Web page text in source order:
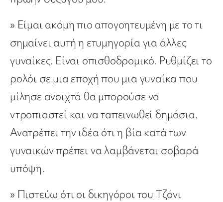
» Είμαι ακόμη πιο απογοητευμένη με το τι
σημαίνει αυτή η ετυμηγορία για άλλες
γυναίκες. Είναι οπισθοδρομικό. Ρυθμίζει το
ρολόι σε μια εποχή που μια γυναίκα που
μίλησε ανοιχτά θα μπορούσε να
ντροπιαστεί και να ταπεινωθεί δημόσια.
Ανατρέπει την ιδέα ότι η βία κατά των
γυναικών πρέπει να λαμβάνεται σοβαρά
υπόψη.
» Πιστεύω ότι οι δικηγόροι του Τζόνι